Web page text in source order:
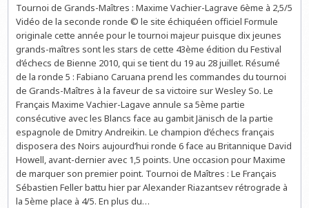
À
:
CARUANA
PASSE
EN
Tournoi de Grands-Maîtres : Maxime Vachier-Lagrave 6ème à 2,5/5
Vidéo de la seconde ronde © le site échiquéen officiel Formule
originale cette année pour le tournoi majeur puisque dix jeunes
grands-maîtres sont les stars de cette 43ème édition du Festival
d’échecs de Bienne 2010, qui se tient du 19 au 28 juillet. Résumé
de la ronde 5 : Fabiano Caruana prend les commandes du tournoi
de Grands-Maîtres à la faveur de sa victoire sur Wesley So. Le
Français Maxime Vachier-Lagave annule sa 5ème partie
consécutive avec les Blancs face au gambit Jänisch de la partie
espagnole de Dmitry Andreikin. Le champion d’échecs français
disposera des Noirs aujourd’hui ronde 6 face au Britannique David
Howell, avant-dernier avec 1,5 points. Une occasion pour Maxime
de marquer son premier point. Tournoi de Maîtres : Le Français
Sébastien Feller battu hier par Alexander Riazantsev rétrograde à
la 5ème place à 4/5. En plus du…